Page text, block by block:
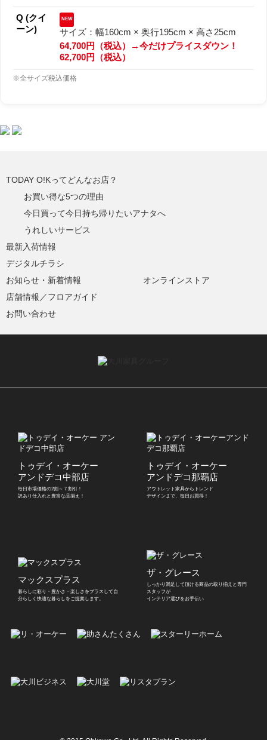
Q (クイ
ーン)
NEW
サイズ：幅160cm × 奥行195cm × 高さ25cm
64,700円（税込）→今だけプライスダウン！
62,700円（税込）
※全サイズ税込価格
TODAY O!Kってどんなお店？
お買い得な5つの理由
今日買って今日持ち帰りたいアナタへ
うれしいサービス
最新入荷情報
デジタルチラシ
お知らせ・新着情報
店舗情報／フロアガイド
お問い合わせ
オンラインストア
トゥデイ・オーケー
アンドデコ中部店
毎日市場価格の2割～７割引！
訳あり仕入れと豊富な品揃え！
トゥデイ・オーケー
アンドデコ那覇店
アウトレット家具からトレンド
デザインまで、毎日お買得！
マックスプラス
暮らしに彩り・豊かさ・楽しさをプラスして 自
分らしく快適な暮らしをご提案します。
ザ・グレース
しっかり満足して頂ける商品の取り揃えと 専門
スタッフが
インテリア選びをお手伝い